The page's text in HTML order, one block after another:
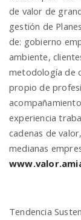
de valor de
gestión de
de: gobierno
ambiente,
metodología de
propio de
experiencia
cadenas de
medianas
Tendencia